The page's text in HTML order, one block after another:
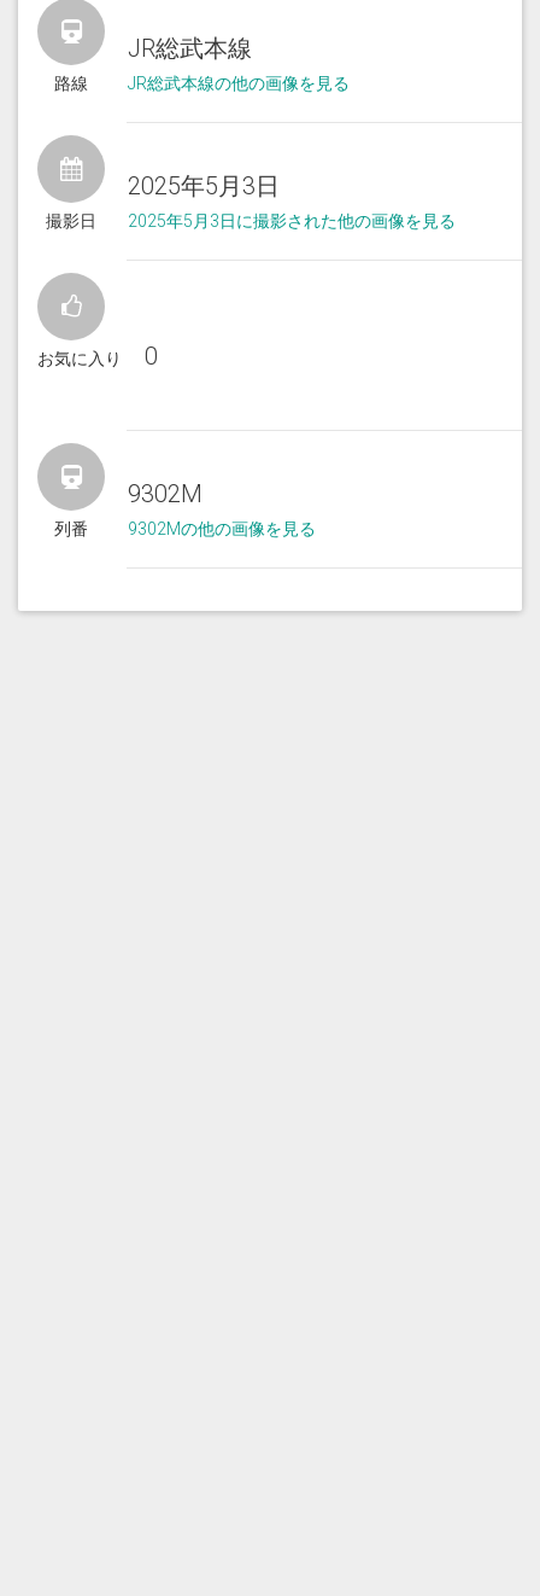
路線
JR総武本線
JR総武本線の他の画像を見る
撮影日
2025年5月3日
2025年5月3日に撮影された他の画像を見る
お気に入り 0
列番
9302M
9302Mの他の画像を見る